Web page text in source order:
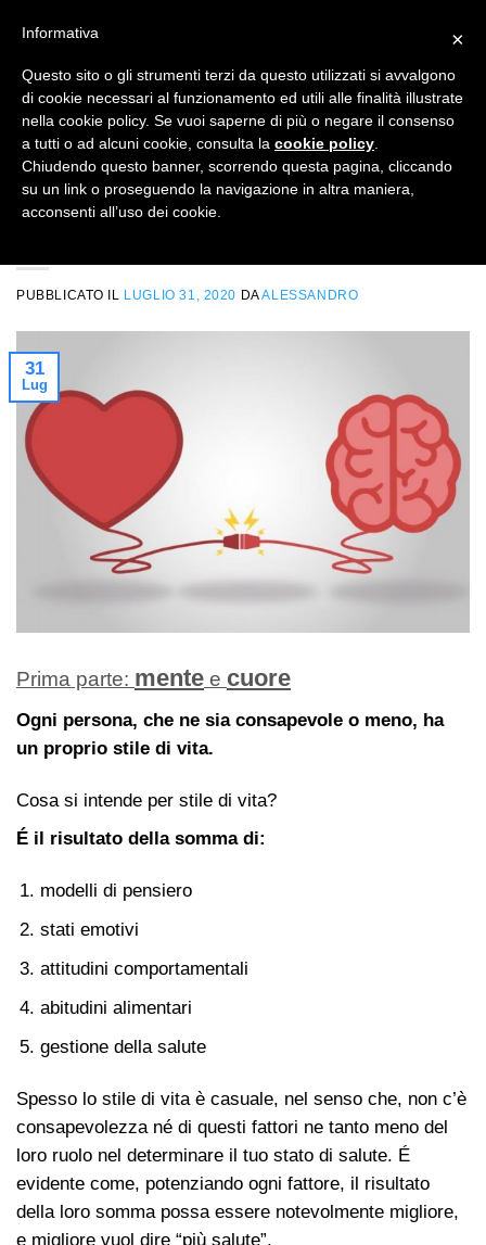
contenuti
NEWSLETTER
CRESCITA PERSONALE
PUBBLICATO IL LUGLIO 31, 2020 DAALESSANDRO
31
Lug
Prima parte: mente e cuore
Ogni persona, che ne sia consapevole o meno, ha
un proprio stile di vita.
Cosa si intende per stile di vita?
É il risultato della somma di:
modelli di pensiero
stati emotivi
attitudini comportamentali
abitudini alimentari
gestione della salute
Spesso lo stile di vita è casuale, nel senso che, non c’è
consapevolezza né di questi fattori ne tanto meno del
loro ruolo nel determinare il tuo stato di salute. É
evidente come, potenziando ogni fattore, il risultato
della loro somma possa essere notevolmente migliore,
e migliore vuol dire “più salute”.
×
Informativa
Questo sito o gli strumenti terzi da questo utilizzati si avvalgono
di cookie necessari al funzionamento ed utili alle finalità illustrate
nella cookie policy. Se vuoi saperne di più o negare il consenso
a tutti o ad alcuni cookie, consulta la cookie policy
Chiudendo questo banner, scorrendo questa pagina, cliccando
su un link o proseguendo la navigazione in altra maniera,
acconsenti all’uso dei cookie.